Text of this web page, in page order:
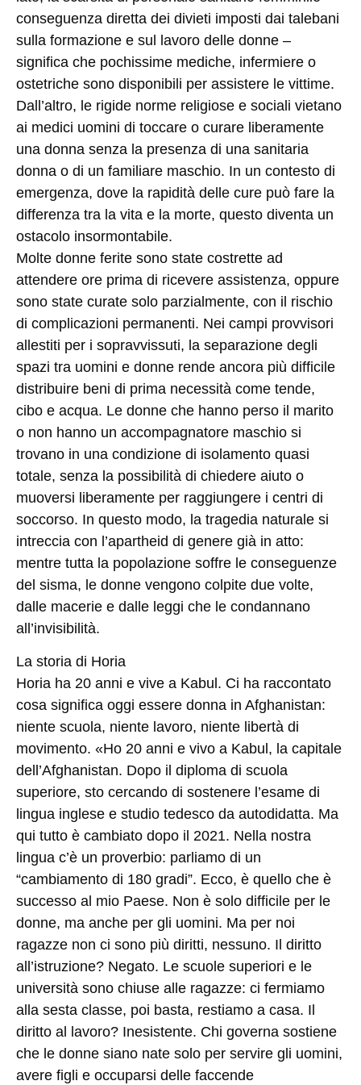
conseguenza diretta dei divieti imposti dai talebani
sulla formazione e sul lavoro delle donne –
significa che pochissime mediche, infermiere o
ostetriche sono disponibili per assistere le vittime.
Dall’altro, le rigide norme religiose e sociali vietano
ai medici uomini di toccare o curare liberamente
una donna senza la presenza di una sanitaria
donna o di un familiare maschio. In un contesto di
emergenza, dove la rapidità delle cure può fare la
differenza tra la vita e la morte, questo diventa un
ostacolo insormontabile.
Molte donne ferite sono state costrette ad
attendere ore prima di ricevere assistenza, oppure
sono state curate solo parzialmente, con il rischio
di complicazioni permanenti. Nei campi provvisori
allestiti per i sopravvissuti, la separazione degli
spazi tra uomini e donne rende ancora più difficile
distribuire beni di prima necessità come tende,
cibo e acqua. Le donne che hanno perso il marito
o non hanno un accompagnatore maschio si
trovano in una condizione di isolamento quasi
totale, senza la possibilità di chiedere aiuto o
muoversi liberamente per raggiungere i centri di
soccorso. In questo modo, la tragedia naturale si
intreccia con l’apartheid di genere già in atto:
mentre tutta la popolazione soffre le conseguenze
del sisma, le donne vengono colpite due volte,
dalle macerie e dalle leggi che le condannano
all’invisibilità.
La storia di Horia
Horia ha 20 anni e vive a Kabul. Ci ha raccontato
cosa significa oggi essere donna in Afghanistan:
niente scuola, niente lavoro, niente libertà di
movimento. «Ho 20 anni e vivo a Kabul, la capitale
dell’Afghanistan. Dopo il diploma di scuola
superiore, sto cercando di sostenere l’esame di
lingua inglese e studio tedesco da autodidatta. Ma
qui tutto è cambiato dopo il 2021. Nella nostra
lingua c’è un proverbio: parliamo di un
“cambiamento di 180 gradi”. Ecco, è quello che è
successo al mio Paese. Non è solo difficile per le
donne, ma anche per gli uomini. Ma per noi
ragazze non ci sono più diritti, nessuno. Il diritto
all’istruzione? Negato. Le scuole superiori e le
università sono chiuse alle ragazze: ci fermiamo
alla sesta classe, poi basta, restiamo a casa. Il
diritto al lavoro? Inesistente. Chi governa sostiene
che le donne siano nate solo per servire gli uomini,
avere figli e occuparsi delle faccende